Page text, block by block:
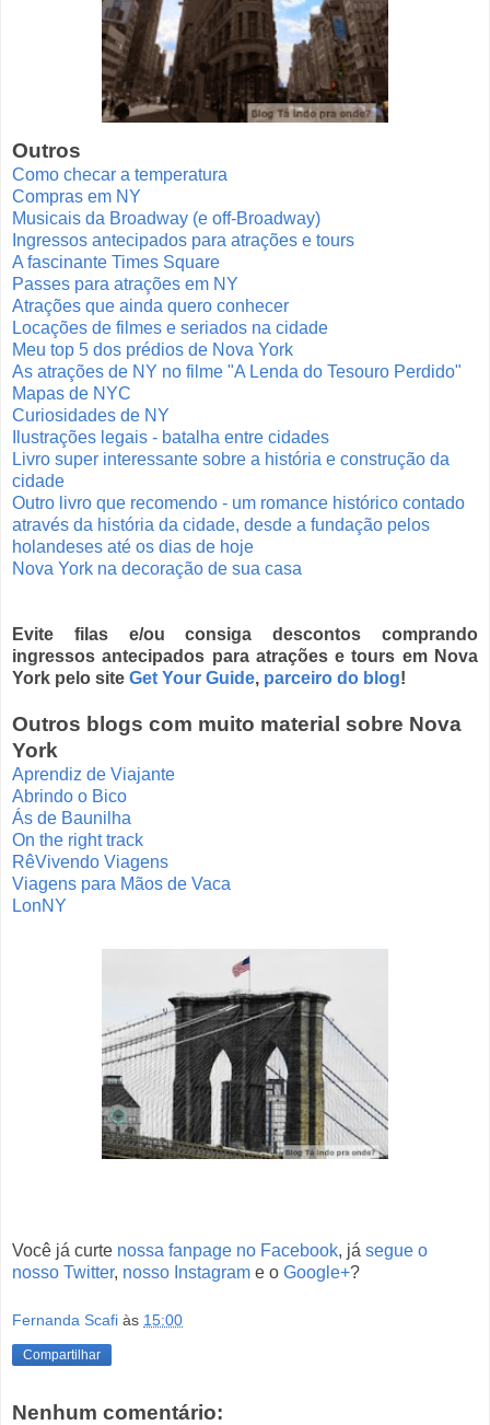
Outros
Como checar a temperatura
Compras em NY
Musicais da Broadway (e off-Broadway)
Ingressos antecipados para atrações e tours
A fascinante Times Square
Passes para atrações em NY
Atrações que ainda quero conhecer
Locações de filmes e seriados na cidade
Meu top 5 dos prédios de Nova York
As atrações de NY no filme "A Lenda do Tesouro Perdido"
Mapas de NYC
Curiosidades de NY
Ilustrações legais - batalha entre cidades
Livro super interessante sobre a história e construção da
cidade
Outro livro que recomendo - um romance histórico contado
através da história da cidade, desde a fundação pelos
holandeses até os dias de hoje
Nova York na decoração de sua casa
Evite filas e/ou consiga descontos comprando
ingressos antecipados para atrações e tours em Nova
York pelo site Get Your Guide, parceiro do blog!
Outros blogs com muito material sobre Nova
York
Aprendiz de Viajante
Abrindo o Bico
Ás de Baunilha
On the right track
RêVivendo Viagens
Viagens para Mãos de Vaca
LonNY
Você já curte nossa fanpage no Facebook, já segue o
nosso Twitter, nosso Instagram e o Google+?
Fernanda Scafi às 15:00
Compartilhar
Nenhum comentário: